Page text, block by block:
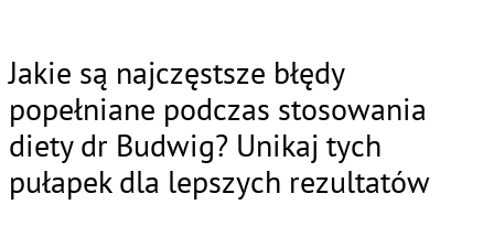
Jakie są najczęstsze błędy
popełniane podczas stosowania
diety dr Budwig? Unikaj tych
pułapek dla lepszych rezultatów